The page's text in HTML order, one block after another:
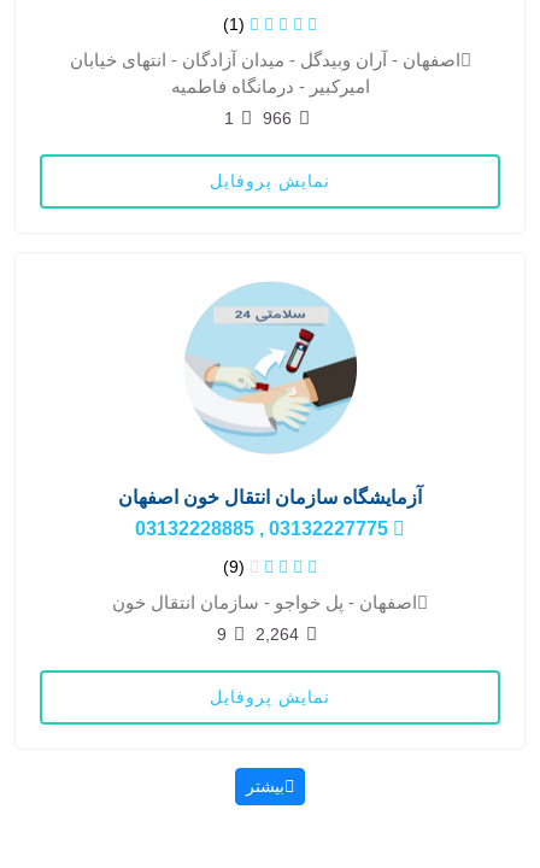
(1)
اصفهان - آران وبیدگل - میدان آزادگان - انتهای خیابان
امیرکبیر - درمانگاه فاطمیه
966
1
نمایش پروفایل
آزمایشگاه سازمان انتقال خون اصفهان
(9)
اصفهان - پل خواجو - سازمان انتقال خون
2,264
9
نمایش پروفایل
بیشتر